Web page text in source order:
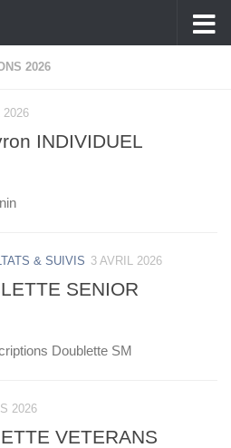
2026
2026
INDIVIDUEL
& SUIVIS 3 AVRIL 2026
SENIOR
Doublette SM
2026
VETERANS